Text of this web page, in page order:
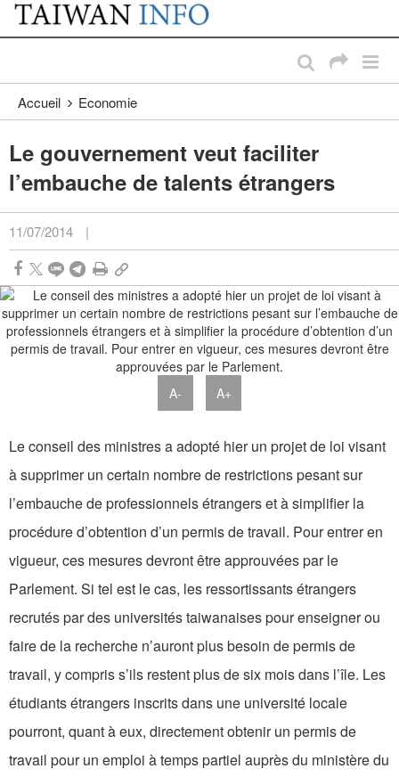
Passer au contenu principal
:::
Accueil Economie
Le gouvernement veut faciliter
l’embauche de talents étrangers
11/07/2014 |
A- A+
Le conseil des ministres a adopté hier un projet de loi visant
à supprimer un certain nombre de restrictions pesant sur
l’embauche de professionnels étrangers et à simplifier la
procédure d’obtention d’un permis de travail. Pour entrer en
vigueur, ces mesures devront être approuvées par le
Parlement. Si tel est le cas, les ressortissants étrangers
recrutés par des universités taiwanaises pour enseigner ou
faire de la recherche n’auront plus besoin de permis de
travail, y compris s’ils restent plus de six mois dans l’île. Les
étudiants étrangers inscrits dans une université locale
pourront, quant à eux, directement obtenir un permis de
travail pour un emploi à temps partiel auprès du ministère du